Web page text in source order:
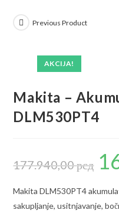
AKCIJA!
Previous Product
Makita –
DLM530PT4
177.940,00рсд
cena
je
Makita DLM530PT4
sakupljanje, usitnjavanje,